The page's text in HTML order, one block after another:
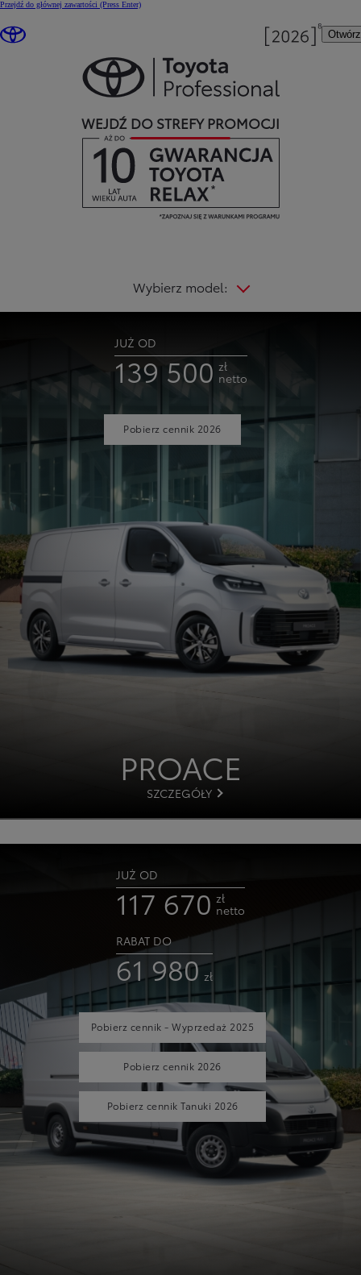
Przejdź do głównej zawartości (Press Enter)
WEJDŹ DO STREFY PROMOCJI
Wybierz model:
JUŻ OD
139 500 zł
netto
Pobierz cennik 2026
PROACE
SZCZEGÓŁY
JUŻ OD
117 670 zł
netto
RABAT DO
61 980 zł
Pobierz cennik - Wyprzedaż 2025
Pobierz cennik 2026
Pobierz cennik Tanuki 2026